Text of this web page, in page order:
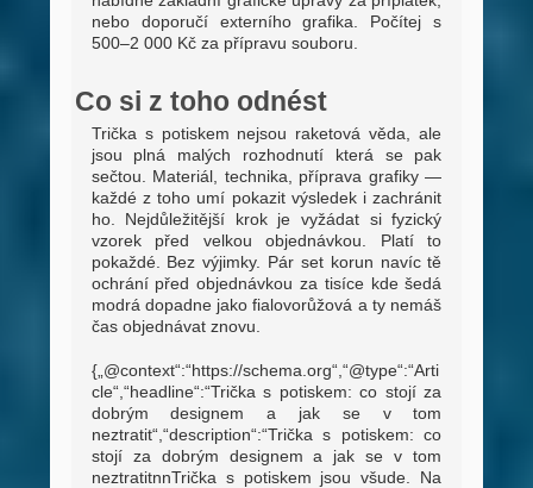
nebo doporučí externího grafika. Počítej s
500–2 000 Kč za přípravu souboru.
Co si z toho odnést
Trička s potiskem nejsou raketová věda, ale
jsou plná malých rozhodnutí která se pak
sečtou. Materiál, technika, příprava grafiky —
každé z toho umí pokazit výsledek i zachránit
ho. Nejdůležitější krok je vyžádat si fyzický
vzorek před velkou objednávkou. Platí to
pokaždé. Bez výjimky. Pár set korun navíc tě
ochrání před objednávkou za tisíce kde šedá
modrá dopadne jako fialovorůžová a ty nemáš
čas objednávat znovu.
{„@context“:“https://schema.org“,“@type“:“Arti
cle“,“headline“:“Trička s potiskem: co stojí za
dobrým designem a jak se v tom
neztratit“,“description“:“Trička s potiskem: co
stojí za dobrým designem a jak se v tom
neztratitnnTrička s potiskem jsou všude. Na